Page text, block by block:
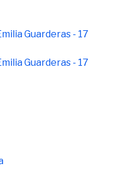
Guarderas - 17
Guarderas - 17